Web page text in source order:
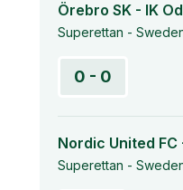
Örebro SK - IK
Superettan -
0 - 0
Nordic United FC
Superettan -